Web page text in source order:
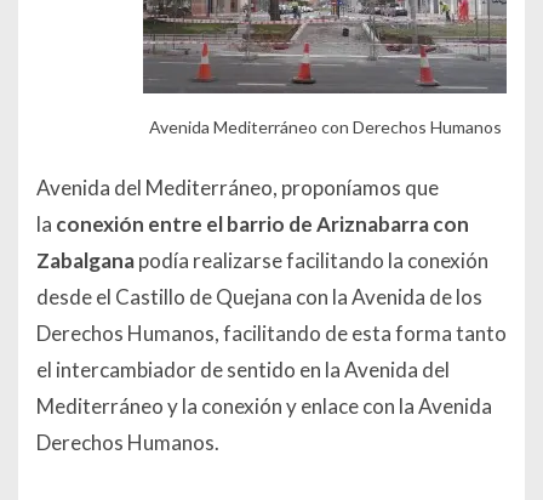
Avenida Mediterráneo con Derechos Humanos
Avenida del Mediterráneo, proponíamos que
la conexión entre el barrio de Ariznabarra con
Zabalganapodía realizarse facilitando la conexión
desde el Castillo de Quejana con la Avenida de los
Derechos Humanos, facilitando de esta forma tanto
el intercambiador de sentido en la Avenida del
Mediterráneo y la conexión y enlace con la Avenida
Derechos Humanos.